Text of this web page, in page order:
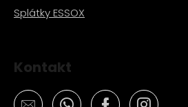
Splátky ESSOX
Kontakt